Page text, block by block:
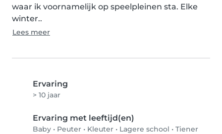
waar ik voornamelijk op speelpleinen sta. Elke
winter..
Lees meer
Ervaring
> 10 jaar
Ervaring met leeftijd(en)
Baby • Peuter • Kleuter • Lagere school • Tiener